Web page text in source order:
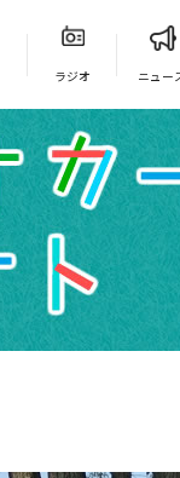
ラジオ ニュー